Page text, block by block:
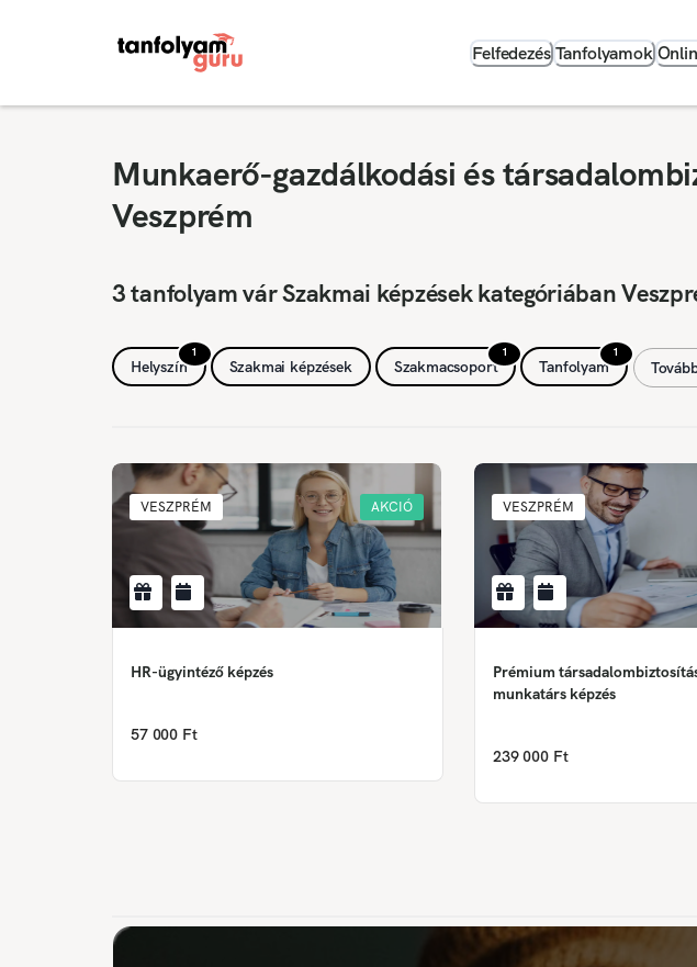
Felfedezés Tanfolyamok
Munkaerő-gazdálkodási és
Veszprém
3 tanfolyam vár Szakmai képzések kategóriában
1
Helyszín Szakmai képzések
1
Szakmacsoport
1
Tanfolyam
VESZPRÉM AKCIÓ
HR-ügyintéző képzés
57 000 Ft
VESZPRÉM
Prémium
munkatárs képzés
239 000 Ft